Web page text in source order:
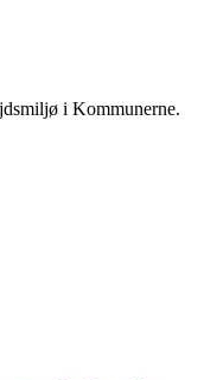
i Kommunerne.